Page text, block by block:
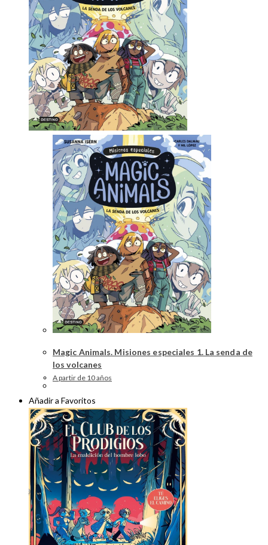
Magic Animals. Misiones especiales 1. La senda de
los volcanes
A partir de 10 años
Añadir a Favoritos